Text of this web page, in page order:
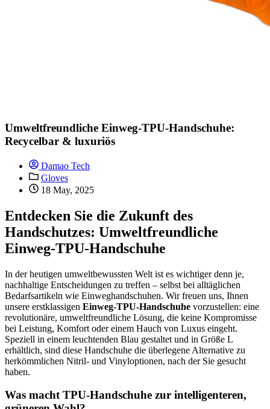
Umweltfreundliche Einweg-TPU-Handschuhe:
Recycelbar & luxuriös
Damao Tech
Gloves
18 May, 2025
Entdecken Sie die Zukunft des
Handschutzes: Umweltfreundliche
Einweg-TPU-Handschuhe
In der heutigen umweltbewussten Welt ist es wichtiger denn je,
nachhaltige Entscheidungen zu treffen – selbst bei alltäglichen
Bedarfsartikeln wie Einweghandschuhen. Wir freuen uns, Ihnen
unsere erstklassigen Einweg-TPU-Handschuhe vorzustellen: eine
revolutionäre, umweltfreundliche Lösung, die keine Kompromisse
bei Leistung, Komfort oder einem Hauch von Luxus eingeht.
Speziell in einem leuchtenden Blau gestaltet und in Größe L
erhältlich, sind diese Handschuhe die überlegene Alternative zu
herkömmlichen Nitril- und Vinyloptionen, nach der Sie gesucht
haben.
Was macht TPU-Handschuhe zur intelligenteren,